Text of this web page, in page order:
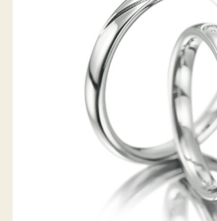
MEISTER TRAURINGE